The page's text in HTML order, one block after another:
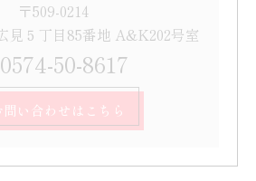
〒509-0214
見５丁目85番地 A&K202号室
0574-50-8617
問い合わせはこちら